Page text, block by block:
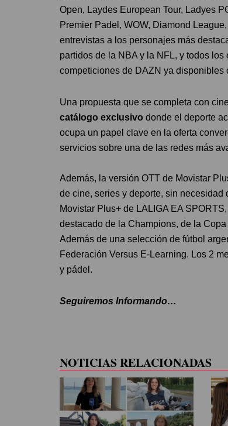
Open, Laydes European Tour, Ladyes
Premier Padel, WOW, Diamond
entrevistas a los personajes más
partidos de la NBA y la NFL, y todos
competiciones de DAZN ya disponibles
Una propuesta que se completa con
catálogo exclusivo donde el deporte
ocupa un papel clave en la oferta
servicios sobre una de las redes más
Además, la versión OTT de Movistar
de cine, series y deporte, sin necesidad
Movistar Plus+ de LALIGA EA
destacado de la Champions, de la
Además de una selección de fútbol
Federación Versus E-Learning. Los 2
y pádel.
Seguiremos Informando…
NOTICIAS RELACIONADAS